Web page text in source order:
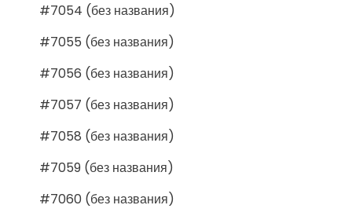
#7054 (без названия)
#7055 (без названия)
#7056 (без названия)
#7057 (без названия)
#7058 (без названия)
#7059 (без названия)
#7060 (без названия)